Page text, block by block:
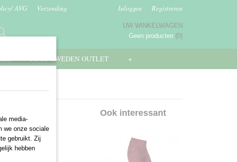
AVG Verzending Inloggen Registreren
UW WINKELWAGEN
Geen producten (0)
PS OF SWEDEN OUTLET +
Ook interessant
media-
we onze sociale
gebruikt. Zij
hebben